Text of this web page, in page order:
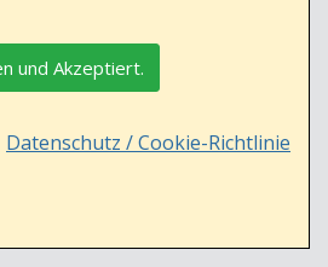
und Akzeptiert.
Datenschutz / Cookie-Richtlinie